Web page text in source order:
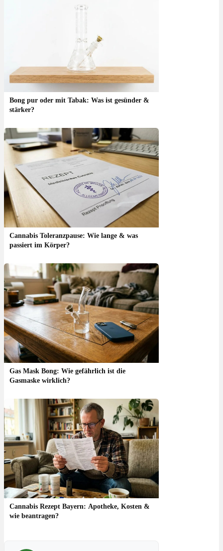
Bong pur oder mit Tabak: Was ist gesünder &
stärker?
Cannabis Toleranzpause: Wie lange & was
passiert im Körper?
Gas Mask Bong: Wie gefährlich ist die
Gasmaske wirklich?
Cannabis Rezept Bayern: Apotheke, Kosten &
wie beantragen?